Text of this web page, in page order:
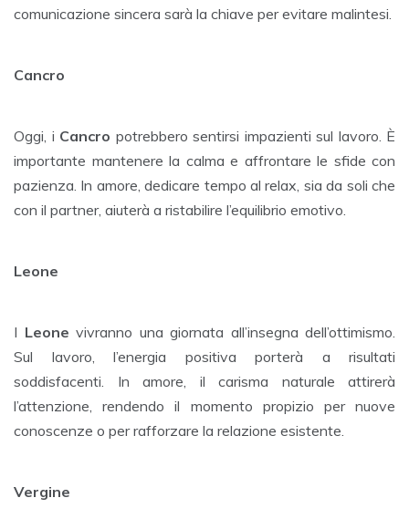
comunicazione sincera sarà la chiave per evitare malintesi.
Cancro
Oggi, i Cancro potrebbero sentirsi impazienti sul lavoro. È
importante mantenere la calma e affrontare le sfide con
pazienza. In amore, dedicare tempo al relax, sia da soli che
con il partner, aiuterà a ristabilire l’equilibrio emotivo.
Leone
I Leone vivranno una giornata all’insegna dell’ottimismo.
Sul lavoro, l’energia positiva porterà a risultati
soddisfacenti. In amore, il carisma naturale attirerà
l’attenzione, rendendo il momento propizio per nuove
conoscenze o per rafforzare la relazione esistente.
Vergine